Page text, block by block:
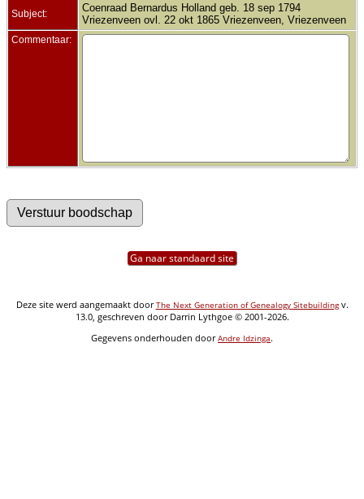
Subject:
Coenraad Bernardus Holland geb. 18 sep 1794
Vriezenveen ovl. 22 okt 1865 Vriezenveen, Vriezenveen
Commentaar:
Ga naar standaard site
Deze site werd aangemaakt doorThe Next Generation of Genealogy Sitebuildingv.
13.0, geschreven door Darrin Lythgoe © 2001-2026.
Gegevens onderhouden doorAndre Idzinga.